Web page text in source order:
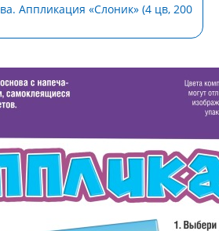
Аппликация «Слоник» (4 цв, 200